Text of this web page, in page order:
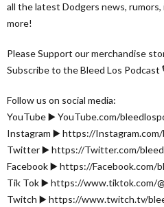
all the latest Dodgers news,
more!
Please Support our merchandise
Subscribe to the Bleed Los
Follow us on social media:
YouTube ▶️ YouTube.com/
Instagram ▶️ https://
Twitter ▶️ https://Twitter.com/
Facebook ▶️ https://Facebook.com/
Tik Tok ▶️ https://www.tiktok.com/
Twitch ▶️ https://www.twitch.tv/